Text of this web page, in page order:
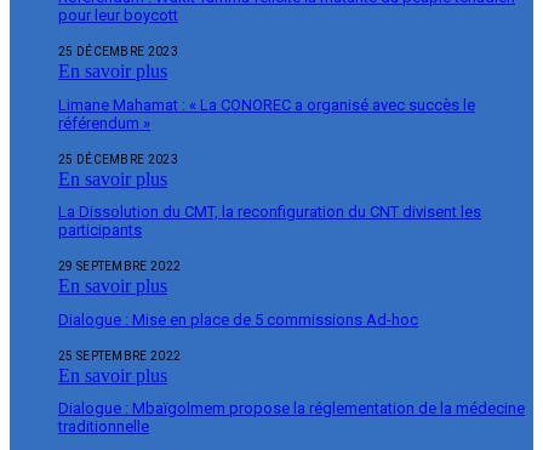
pour leur boycott
25 DÉCEMBRE 2023
En savoir plus
Limane Mahamat : « La CONOREC a organisé avec succès le
référendum »
25 DÉCEMBRE 2023
En savoir plus
La Dissolution du CMT, la reconfiguration du CNT divisent les
participants
29 SEPTEMBRE 2022
En savoir plus
Dialogue : Mise en place de 5 commissions Ad-hoc
25 SEPTEMBRE 2022
En savoir plus
Dialogue : Mbaïgolmem propose la réglementation de la médecine
traditionnelle